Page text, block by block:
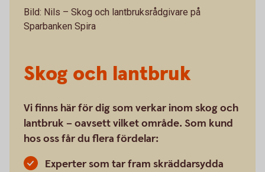
Skog och lantbruk
Vi finns här för dig som verkar inom skog och
lantbruk – oavsett vilket område. Som kund
hos oss får du flera fördelar:
Experter som tar fram skräddarsydda
Bild: Nils – Skog och lantbruksrådgivare på
Sparbanken Spira